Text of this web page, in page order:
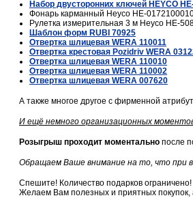
Набор двусторонних ключей HEYCO
Фонарь карманный Heyco HE-
Рулетка измерительная 3 м Heyco HE-
Шаблон форм RUBI 70925
Отвертка шлицевая WERA 110011
Отвертка крестовая Pozidriv WERA
Отвертка шлицевая WERA 110010
Отвертка шлицевая WERA 110002
Отвертка шлицевая WERA 007620
А также многое другое с фирменной
И ещё немного организационных
Розыгрыш проходит моментально после
Обращаем Ваше внимание на то, что при
Спешите! Количество подарков ограничено!
Желаем Вам полезных и приятных покупок,